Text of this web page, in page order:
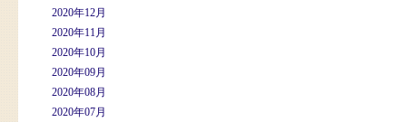
2020年12月
2020年11月
2020年10月
2020年09月
2020年08月
2020年07月